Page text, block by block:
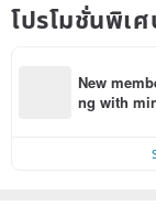
โปรโมชั่นพิเ
New
ng with